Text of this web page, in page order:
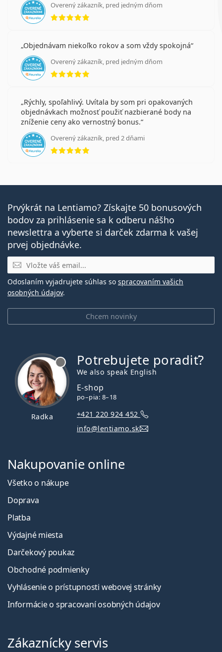
Overený zákazník, pred jedným dňom
hodnotenie 5 z 5
Objednávam niekoľko rokov a som vždy spokojná
Overený zákazník, pred jedným dňom
hodnotenie 5 z 5
Rýchly, spoľahlivý. Uvítala by som pri opakovaných
objednávkach možnosť použiť nazbierané body na
zníženie ceny ako vernostný bonus.
Overený zákazník, pred 2 dňami
hodnotenie 5 z 5
Prvýkrát na Lentiamo? Získajte 50 bonusových
bodov za prihlásenie sa k odberu nášho
newslettra a vyberte si darček zdarma k vašej
prvej objednávke.
E-mail
Chcem novinky
Odoslaním vyjadrujete súhlas so spracovaním vašich
osobných údajov.
Radka
Potrebujete poradiť?
We also speak English
E-shop
po–pia: 8–18
+421 220 924 452
info@lentiamo.sk
Nakupovanie online
Všetko o nákupe
Doprava
Platba
Výdajné miesta
Darčekový poukaz
Obchodné podmienky
Vyhlásenie o prístupnosti webovej stránky
Informácie o spracovaní osobných údajov
Zákaznícky servis